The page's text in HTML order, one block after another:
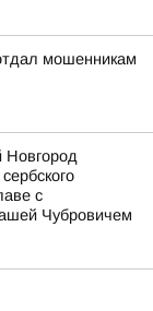
мошенникам
с
Чубровичем